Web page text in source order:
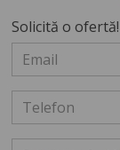
Solicită o ofertă!